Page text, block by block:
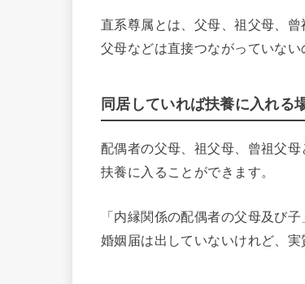
直系尊属とは、父母、祖父母、
父母などは直接つながっていない
同居していれば扶養に入れる
配偶者の父母、祖父母、曾祖父
扶養に入ることができます。
「内縁関係の配偶者の父母及び
婚姻届は出していないけれど、実